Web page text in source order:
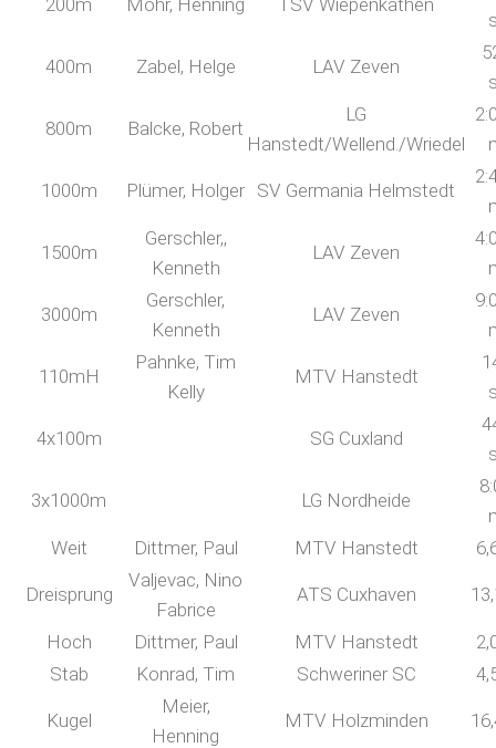
200m Mohr, Henning TSV Wiepenkathen
400m Zabel, Helge LAV Zeven
800m Balcke, Robert
LG
Hanstedt/Wellend./Wriedel
1000m Plümer, Holger SV Germania Helmstedt
1500m
Gerschler,,
Kenneth
LAV Zeven
3000m
Gerschler,
Kenneth
LAV Zeven
110mH
Pahnke, Tim
Kelly
MTV Hanstedt
4x100m SG Cuxland
3x1000m LG Nordheide
Weit
Dittmer, Paul MTV Hanstedt
Dreisprung
Valjevac, Nino
Fabrice
ATS Cuxhaven
Hoch Dittmer, Paul MTV Hanstedt
Stab
Konrad, Tim Schweriner SC
Kugel
Meier,
Henning
MTV Holzminden